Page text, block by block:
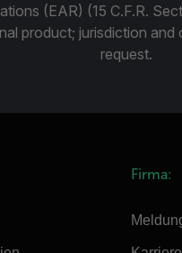
(EAR) (15 C.F.R.
product; jurisdiction
request.
Firma: